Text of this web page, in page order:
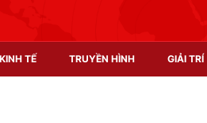
KINH TẾ TRUYỀN HÌNH GIẢI TRÍ